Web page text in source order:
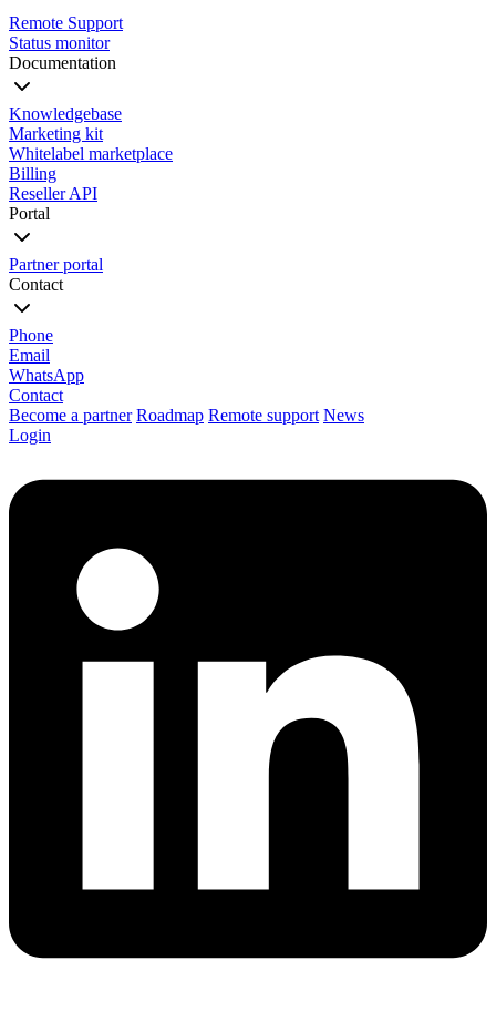
Remote Support
Status monitor
Documentation
Knowledgebase
Marketing kit
Whitelabel marketplace
Billing
Reseller API
Portal
Partner portal
Contact
Phone
Email
WhatsApp
Contact
Become a partner Roadmap Remote support News
Login